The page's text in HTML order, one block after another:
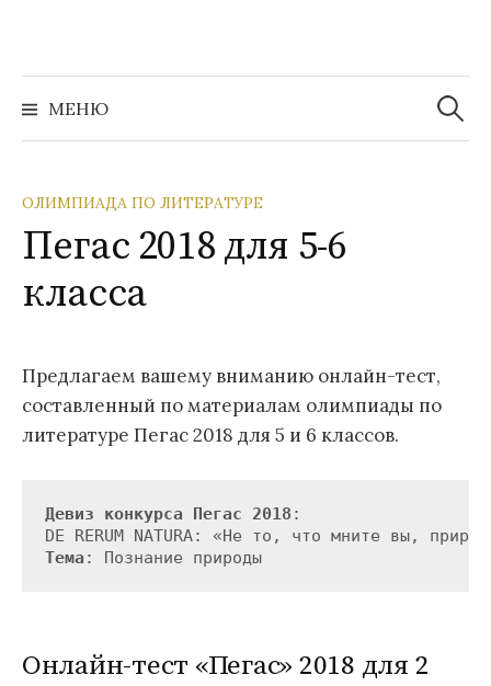
содержимому
МЕНЮ
Найти:
ОЛИМПИАДА ПО ЛИТЕРАТУРЕ
Пегас 2018 для 5-6
класса
Предлагаем вашему вниманию онлайн-тест,
составленный по материалам олимпиады по
литературе Пегас 2018 для 5 и 6 классов.
Девиз конкурса Пегас 2018 :
Тема : Познание природы
Онлайн-тест «Пегас» 2018 для 2